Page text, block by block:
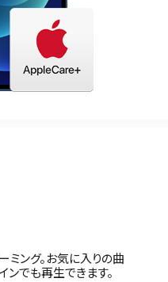
ング。お気に入りの曲
ンでも再生できます。